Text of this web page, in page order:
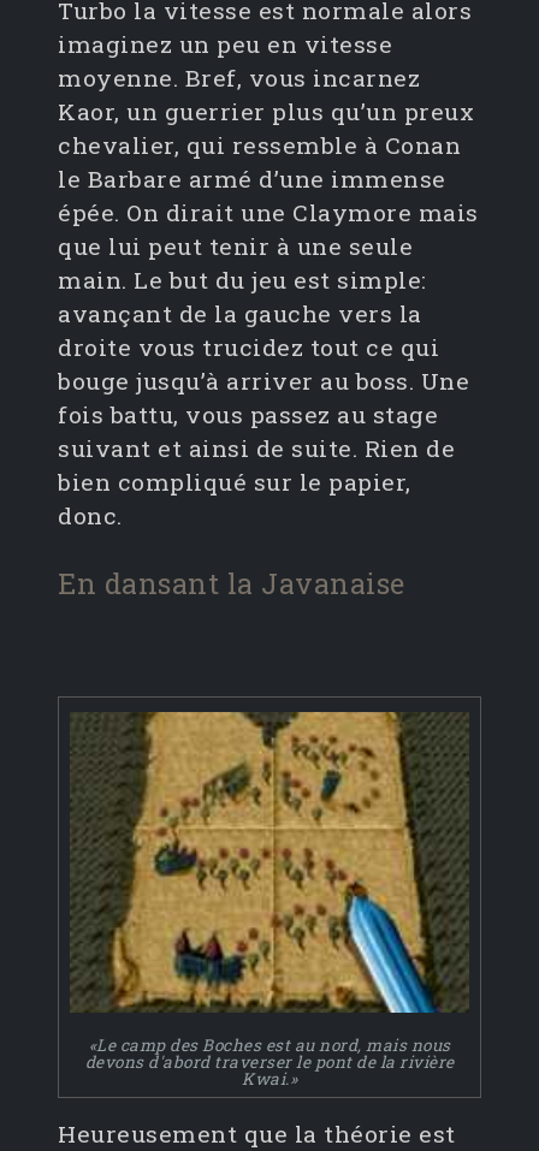
Turbo la vitesse est normale alors
imaginez un peu en vitesse
moyenne. Bref, vous incarnez
Kaor, un guerrier plus qu’un preux
chevalier, qui ressemble à Conan
le Barbare armé d’une immense
épée. On dirait une Claymore mais
que lui peut tenir à une seule
main. Le but du jeu est simple:
avançant de la gauche vers la
droite vous trucidez tout ce qui
bouge jusqu’à arriver au boss. Une
fois battu, vous passez au stage
suivant et ainsi de suite. Rien de
bien compliqué sur le papier,
donc.
En dansant la Javanaise
«Le camp des Boches est au nord, mais nous
devons d'abord traverser le pont de la rivière
Kwai.»
Heureusement que la théorie est